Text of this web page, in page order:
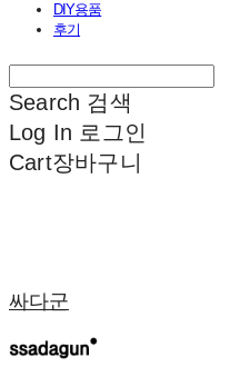
DIY용품
후기
Search 검색
Log In 로그인
Cart장바구니
싸다군